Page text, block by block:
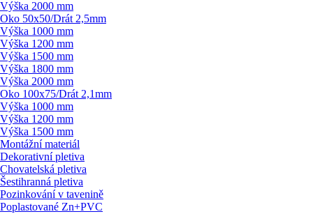
Výška 2000 mm
Oko 50x50/Drát 2,5mm
Výška 1000 mm
Výška 1200 mm
Výška 1500 mm
Výška 1800 mm
Výška 2000 mm
Oko 100x75/Drát 2,1mm
Výška 1000 mm
Výška 1200 mm
Výška 1500 mm
Montážní materiál
Dekorativní pletiva
Chovatelská pletiva
Šestihranná pletiva
Pozinkování v tavenině
Poplastované Zn+PVC